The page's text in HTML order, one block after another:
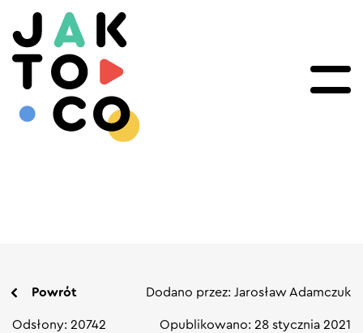
Powrót Dodano przez: Jarosław Adamczuk
Odsłony: 20742 Opublikowano: 28 stycznia 2021